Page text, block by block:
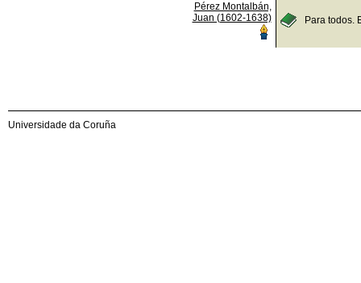
Pérez Montalbán,
Juan (1602-1638)
Para todos.
Universidade da Coruña